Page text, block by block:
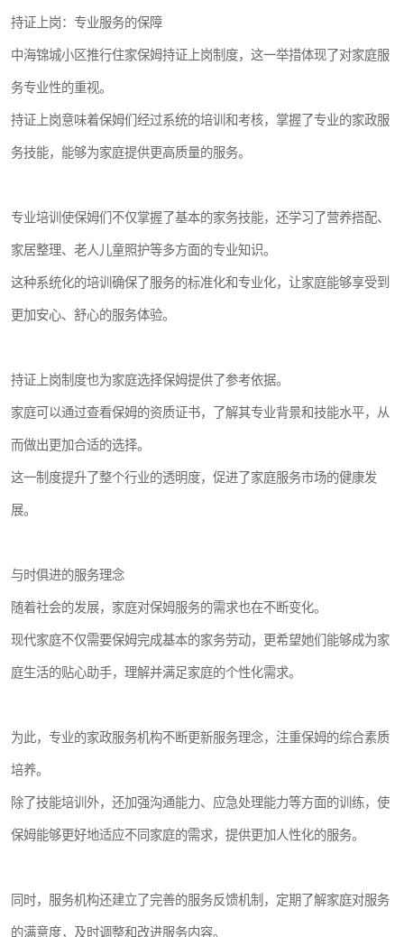
持证上岗：专业服务的保障
中海锦城小区推行住家保姆持证上岗制度，这一举措体现了对家庭服
务专业性的重视。
持证上岗意味着保姆们经过系统的培训和考核，掌握了专业的家政服
务技能，能够为家庭提供更高质量的服务。
专业培训使保姆们不仅掌握了基本的家务技能，还学习了营养搭配、
家居整理、老人儿童照护等多方面的专业知识。
这种系统化的培训确保了服务的标准化和专业化，让家庭能够享受到
更加安心、舒心的服务体验。
持证上岗制度也为家庭选择保姆提供了参考依据。
家庭可以通过查看保姆的资质证书，了解其专业背景和技能水平，从
而做出更加合适的选择。
这一制度提升了整个行业的透明度，促进了家庭服务市场的健康发
展。
与时俱进的服务理念
随着社会的发展，家庭对保姆服务的需求也在不断变化。
现代家庭不仅需要保姆完成基本的家务劳动，更希望她们能够成为家
庭生活的贴心助手，理解并满足家庭的个性化需求。
为此，专业的家政服务机构不断更新服务理念，注重保姆的综合素质
培养。
除了技能培训外，还加强沟通能力、应急处理能力等方面的训练，使
保姆能够更好地适应不同家庭的需求，提供更加人性化的服务。
同时，服务机构还建立了完善的服务反馈机制，定期了解家庭对服务
的满意度，及时调整和改进服务内容。